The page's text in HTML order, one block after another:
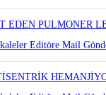
Editöre Mail
PULMONER
Editöre Mail